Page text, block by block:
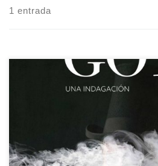
1 entrada
el 24 de este mes la exposición El
perspectiva de arte contemporáneo
Goya, sobre todo en sus célebres
Oliva Maria Rubio. Escrita y […]